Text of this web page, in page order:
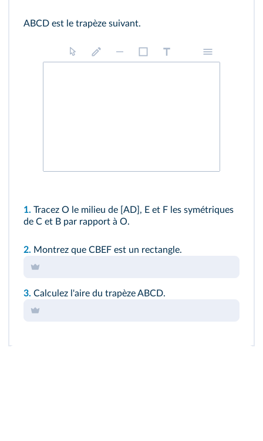
ABCD est le trapèze suivant.
1. Tracez O le milieu de [AD], E et F les symétriques
de C et B par rapport à O.
2. Montrez que CBEF est un rectangle.
3. Calculez l'aire du trapèze ABCD.